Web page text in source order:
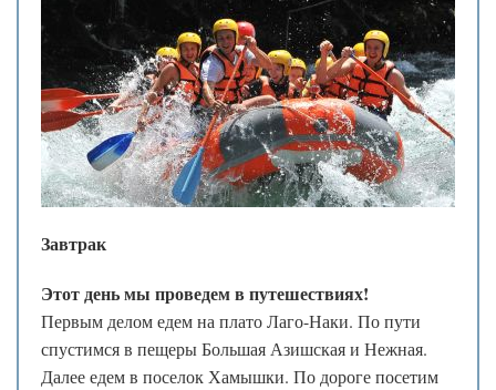
❆
❄
.
❅
❅
❅ ❅
❆ *
❄
*
❆
❅
❄❄
❅
❄
❅
.
❆
. ❄
.
❆
Завтрак
Этот день мы проведем в путешествиях!
Первым делом едем на плато Лаго-Наки. По пути
спустимся в пещеры Большая Азишская и Нежная.
Далее едем в поселок Хамышки. По дороге посетим